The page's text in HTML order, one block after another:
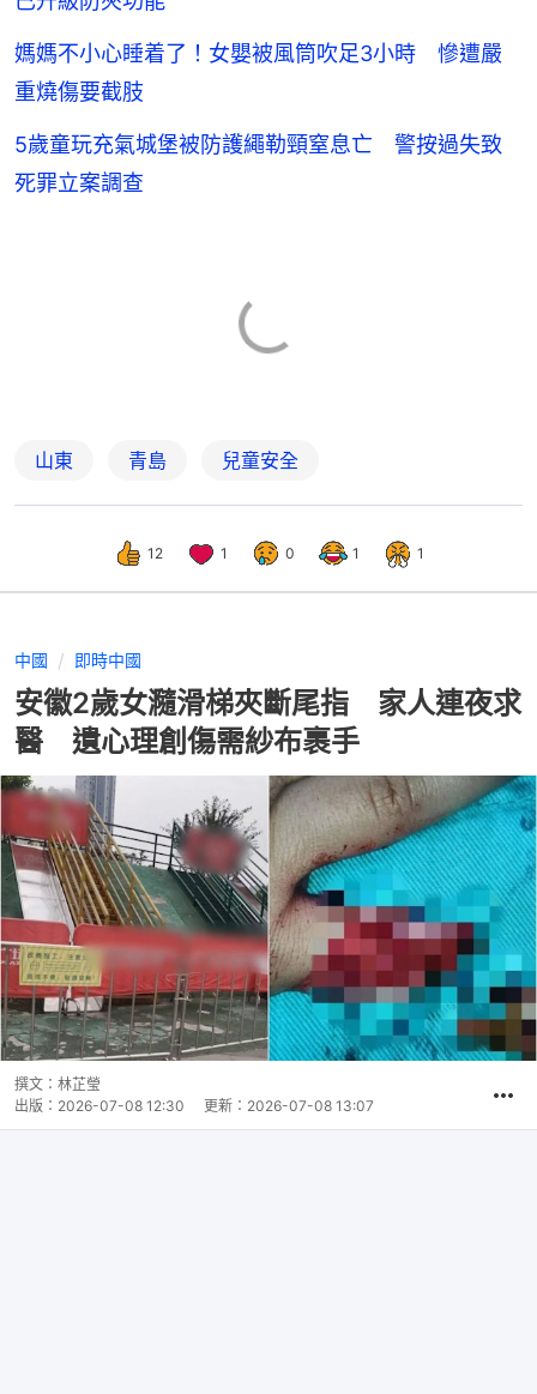
媽媽不小心睡着了！女嬰被風筒吹足3小時 慘遭嚴
重燒傷要截肢
5歲童玩充氣城堡被防護繩勒頸窒息亡 警按過失致
死罪立案調查
山東 青島 兒童安全
12 1 0 1 1
中國 即時中國
安徽2歲女瀡滑梯夾斷尾指 家人連夜求
醫 遺心理創傷需紗布裹手
撰文： 林芷瑩
出版： 2026-07-08 12:30 更新： 2026-07-08 13:07